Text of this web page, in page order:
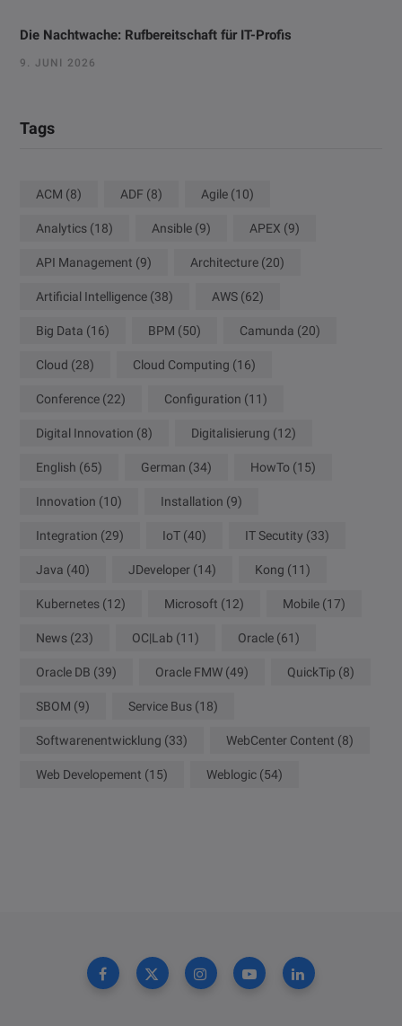
Die Nachtwache: Rufbereitschaft für IT-Profis
9. JUNI 2026
Tags
ACM (8) ADF (8) Agile (10)
Analytics (18) Ansible (9) APEX (9)
API Management (9) Architecture (20)
Artificial Intelligence (38) AWS (62)
Big Data (16) BPM (50) Camunda (20)
Cloud (28) Cloud Computing (16)
Conference (22) Configuration (11)
Digital Innovation (8) Digitalisierung (12)
English (65) German (34) HowTo (15)
Innovation (10) Installation (9)
Integration (29) IoT (40) IT Secutity (33)
Java (40) JDeveloper (14) Kong (11)
Kubernetes (12) Microsoft (12) Mobile (17)
News (23) OC|Lab (11) Oracle (61)
Oracle DB (39) Oracle FMW (49) QuickTip (8)
SBOM (9) Service Bus (18)
Softwarenentwicklung (33) WebCenter Content (8)
Web Developement (15) Weblogic (54)